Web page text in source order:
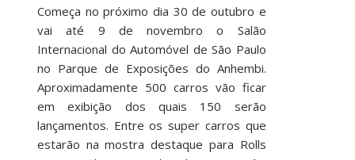
Começa no próximo dia 30 de outubro e
vai até 9 de novembro o Salão
Internacional do Automóvel de São Paulo
no Parque de Exposições do Anhembi.
Aproximadamente 500 carros vão ficar
em exibição dos quais 150 serão
lançamentos. Entre os super carros que
estarão na mostra destaque para Rolls